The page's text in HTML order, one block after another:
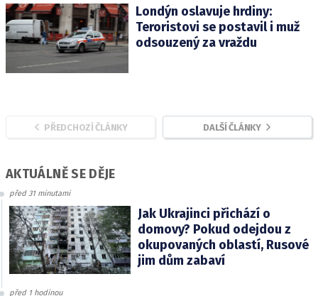
Londýn oslavuje hrdiny:
Teroristovi se postavil i muž
odsouzený za vraždu
PŘEDCHOZÍ ČLÁNKY DALŠÍ ČLÁNKY
AKTUÁLNĚ SE DĚJE
před 31 minutami
Jak Ukrajinci přichází o
domovy? Pokud odejdou z
okupovaných oblastí, Rusové
jim dům zabaví
před 1 hodinou